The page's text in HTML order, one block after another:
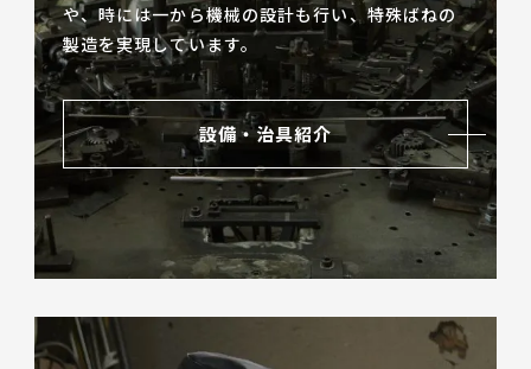
や、時には一から機械の設計も行い、特殊ばねの
製造を実現しています。
設備・治具紹介